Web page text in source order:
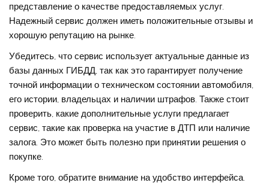
представление о качестве предоставляемых услуг.
Надежный сервис должен иметь положительные отзывы и
хорошую репутацию на рынке.
Убедитесь, что сервис использует актуальные данные из
базы данных ГИБДД, так как это гарантирует получение
точной информации о техническом состоянии автомобиля,
его истории, владельцах и наличии штрафов. Также стоит
проверить, какие дополнительные услуги предлагает
сервис, такие как проверка на участие в ДТП или наличие
залога. Это может быть полезно при принятии решения о
покупке.
Кроме того, обратите внимание на удобство интерфейса.